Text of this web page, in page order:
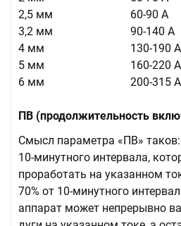
2,5 мм
60-90 А
3,2 мм
90-140 А
4 мм
130-190 А
5 мм
160-220 А
6 мм
200-315 А
ПВ (продолжительность
Смысл параметра «ПВ»
10-минутного интервала,
проработать на указанном
70% от 10-минутного
аппарат может непрерывно